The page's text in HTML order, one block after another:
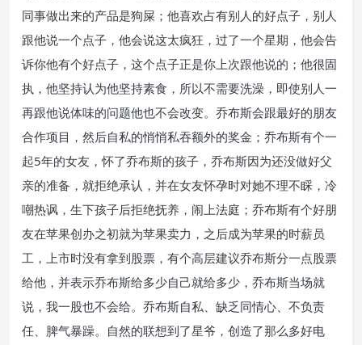
同事做出来的产品是狗屎；他喜欢占有别人的好点子，别人
跟他说一个点子，他会说这太疯狂，过了一个星期，他会告
诉你他有个好点子，这个点子正是你上次跟他说的；他很固
执，他坚持认为他坚持素食，所以不需要洗澡，即使别人一
再跟他说体味的问题他也不会改变。乔布斯会跟最好的朋友
合作项目，然后自私的悄悄私吞额外的奖金；乔布斯有个一
起5年的女友，怀了乔布斯的孩子，乔布斯因为还没做好父
亲的准备，就拒绝承认，并在女友怀孕时对她不理不睬，冷
嘲热讽，生下孩子后拒绝抚养，闹上法庭；乔布斯有个好朋
友在苹果创办之初就为苹果卖力，之后成为苹果的时薪员
工，上市时没有拿到股票，有个高层建议乔布斯分一点股票
给他，并表示乔布斯给多少自己就给多少，乔布斯当场就
说，我一股也不会给。乔布斯自私、缺乏同情心、不负责
任、脾气暴躁。自然的联想到了星爷，创造了那么多好电